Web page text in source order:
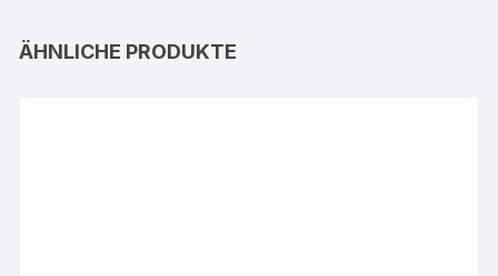
ÄHNLICHE PRODUKTE